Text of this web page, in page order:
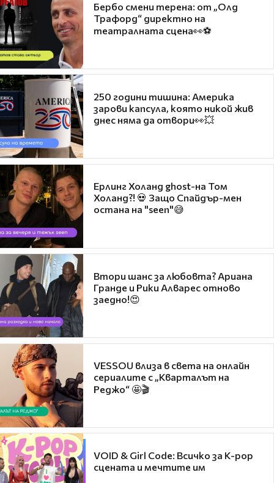
Бербо смени терена: от „Олд
Трафорд“ директно на
театралната сцена👀⚽
250 години тишина: Америка
зарови капсула, която никой жив
днес няма да отвори👀💥
Ерлинг Холанд ghost-на Том
Холанд?! 💀 Защо Спайдър-мен
остана на "seen"😅
Втори шанс за любовта? Ариана
Гранде и Рики Алварес отново
заедно!😍
VESSOU влиза в света на онлайн
сериалите с „Кварталът на
Реджо“ 🤩🎬
VOID & Girl Code: Всичко за K-pop
сцената и мечтите им